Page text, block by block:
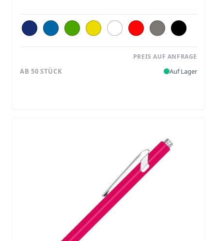
PREIS AUF ANFRAGE
AB 50 STÜCK Auf Lager